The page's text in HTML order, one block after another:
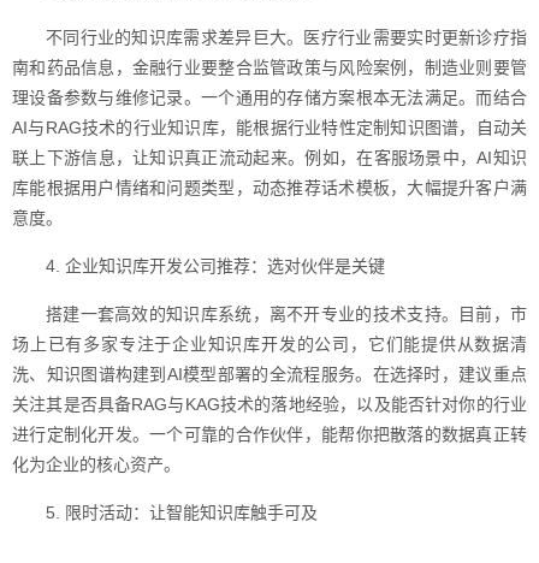
不同行业的知识库需求差异巨大。医疗行业需要实时更新诊疗指
南和药品信息，金融行业要整合监管政策与风险案例，制造业则要管
理设备参数与维修记录。一个通用的存储方案根本无法满足。而结合
AI与RAG技术的行业知识库，能根据行业特性定制知识图谱，自动关
联上下游信息，让知识真正流动起来。例如，在客服场景中，AI知识
库能根据用户情绪和问题类型，动态推荐话术模板，大幅提升客户满
意度。
4. 企业知识库开发公司推荐：选对伙伴是关键
搭建一套高效的知识库系统，离不开专业的技术支持。目前，市
场上已有多家专注于企业知识库开发的公司，它们能提供从数据清
洗、知识图谱构建到AI模型部署的全流程服务。在选择时，建议重点
关注其是否具备RAG与KAG技术的落地经验，以及能否针对你的行业
进行定制化开发。一个可靠的合作伙伴，能帮你把散落的数据真正转
化为企业的核心资产。
5. 限时活动：让智能知识库触手可及